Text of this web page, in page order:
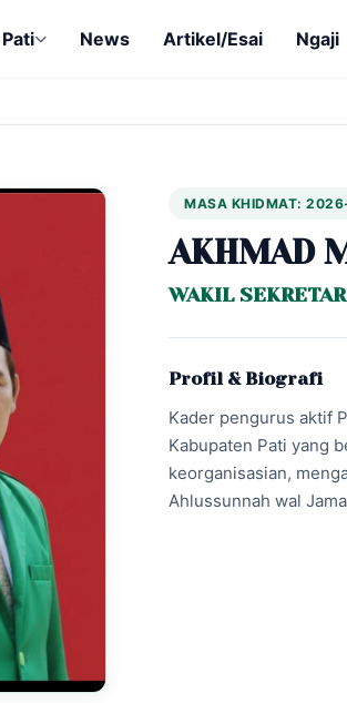
News Artikel/Esai Ngaji
MASA KHIDMAT:
AKHMAD
WAKIL
Profil & Biografi
Kader pengurus aktif
Kabupaten Pati yang
keorganisasian,
Ahlussunnah wal